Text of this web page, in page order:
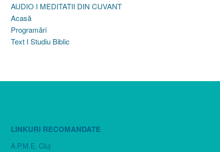
AUDIO I MEDITATII DIN CUVANT
Acasă
Programări
Text I Studiu Biblic
LINKURI RECOMANDATE
A.P.M.E. Cluj